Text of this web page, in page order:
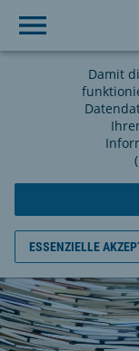
Damit
(
ESSENZIELLE